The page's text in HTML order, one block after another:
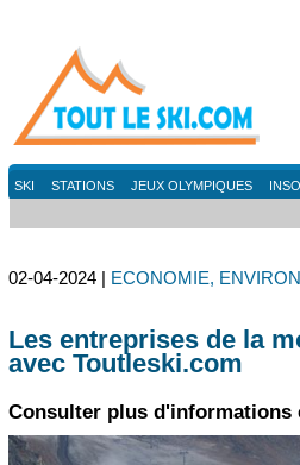
SKI STATIONS JEUX OLYMPIQUES
02-04-2024 | ECONOMIE,
Les entreprises de la
avec Toutleski.com
Consulter plus d'informations